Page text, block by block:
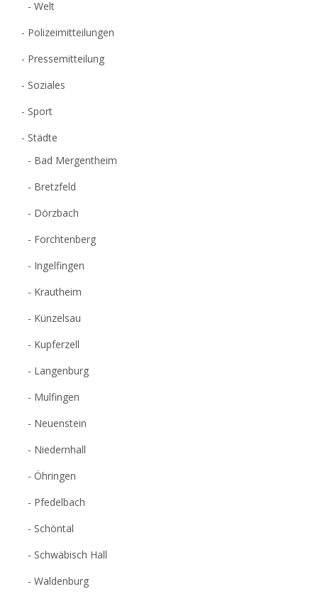
Welt
Polizeimitteilungen
Pressemitteilung
Soziales
Sport
Städte
Bad Mergentheim
Bretzfeld
Dörzbach
Forchtenberg
Ingelfingen
Krautheim
Künzelsau
Kupferzell
Langenburg
Mulfingen
Neuenstein
Niedernhall
Öhringen
Pfedelbach
Schöntal
Schwäbisch Hall
Waldenburg